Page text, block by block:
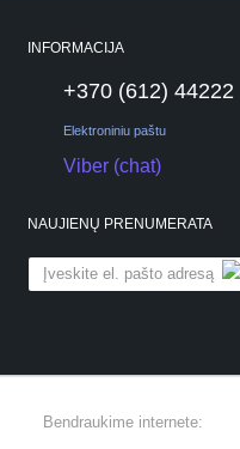
INFORMACIJA
+370 (612) 44222
Elektroniniu paštu
Viber (chat)
NAUJIENŲ PRENUMERATA
Bendraukime internete: